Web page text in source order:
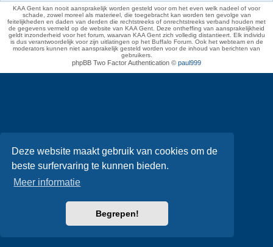
Deze website maakt gebruik van cookies om de
beste surfervaring te kunnen bieden.
Meer informatie
Begrepen!
KAA Gent kan nooit aansprakelijk worden gesteld voor om het even welk nadeel of voor
schade, zowel moreel als materieel, die toegebracht kan worden ten gevolge van
feitelijkheden en daden van derden die rechtstreeks of onrechtstreeks verband houden met
de gegevens vermeld op de website van KAA Gent. Deze ontheffing van aansprakelijkheid
geldt inzonderheid voor het forum, waarvan KAA Gent zich volledig distantieert. Elk individu
is dus verantwoordelijk voor zijn uitlatingen op het Buffalo Forum. Ook het webteam en de
moderators kunnen niet aansprakelijk gesteld worden voor de inhoud van berichten van
gebruikers.
phpBB Two Factor Authentication © paul999